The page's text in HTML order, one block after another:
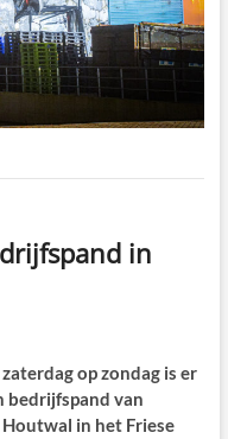
in
op zondag is er
bedrijfspand van
in het Friese